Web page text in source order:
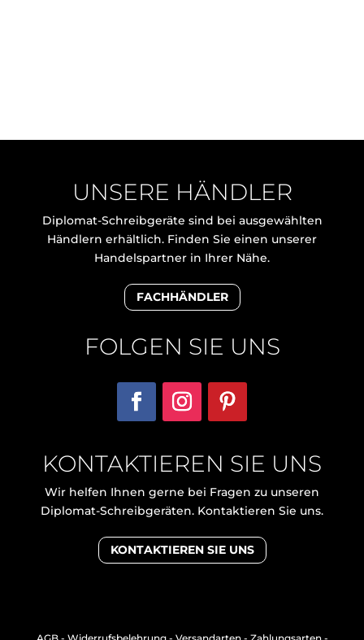
UNSERE HÄNDLER
Diplomat-Schreibgeräte sind bei ausgewählten
Händlern erhältlich. Finden Sie einen unserer
Handelspartner in Ihrer Nähe.
FACHHÄNDLER
FOLGEN SIE UNS
KONTAKTIEREN SIE UNS
Wir helfen Ihnen gerne bei Fragen zu unseren
Diplomat-Schreibgeräten. Kontaktieren Sie uns.
KONTAKTIEREN SIE UNS